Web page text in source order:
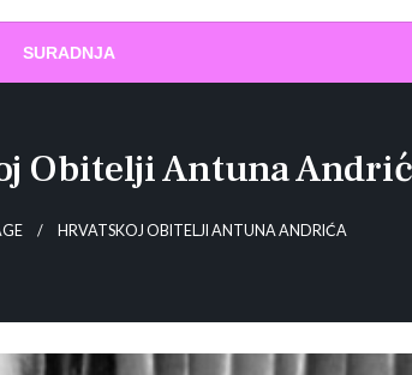
SURADNJA
Obitelji Antuna
HRVATSKOJ OBITELJI ANTUNA ANDRIĆA